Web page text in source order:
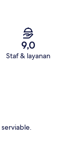
9,0
Staf & layanan